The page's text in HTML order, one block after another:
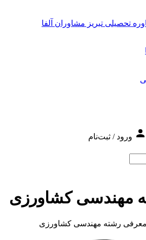
ورود / ثبت‌نام
مهندسی کشاورزی
معرفی رشته مهندسی کشاورزی